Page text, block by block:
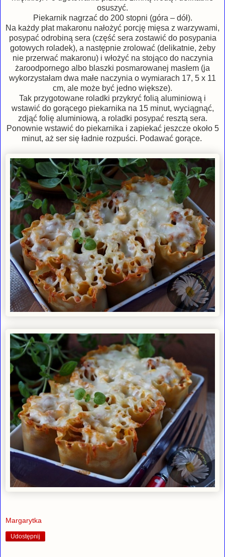
osuszyć.
Piekarnik nagrzać do 200 stopni (góra – dół).
Na każdy płat makaronu nałożyć porcję mięsa z warzywami,
posypać odrobiną sera (część sera zostawić do posypania
gotowych roladek), a następnie zrolować (delikatnie, żeby
nie przerwać makaronu) i włożyć na stojąco do naczynia
żaroodpornego albo blaszki posmarowanej masłem (ja
wykorzystałam dwa małe naczynia o wymiarach 17, 5 x 11
cm, ale może być jedno większe).
Tak przygotowane roladki przykryć folią aluminiową i
wstawić do gorącego piekarnika na 15 minut, wyciągnąć,
zdjąć folię aluminiową, a roladki posypać resztą sera.
Ponownie wstawić do piekarnika i zapiekać jeszcze około 5
minut, aż ser się ładnie rozpuści. Podawać gorące.
Margarytka
Udostępnij